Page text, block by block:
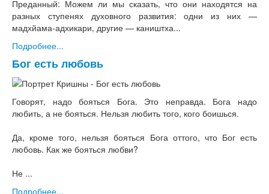
Преданный: Можем ли мы сказать, что они находятся на
разных ступенях духовного развития: одни из них —
мадхйама-адхикари, другие — каништха...
Подробнее...
Бог есть любовь
Говорят, надо бояться Бога. Это неправда. Бога надо
любить, а не бояться. Нельзя любить того, кого боишься.
Да, кроме того, нельзя бояться Бога оттого, что Бог есть
любовь. Как же бояться любви?
Не ...
Подробнее...